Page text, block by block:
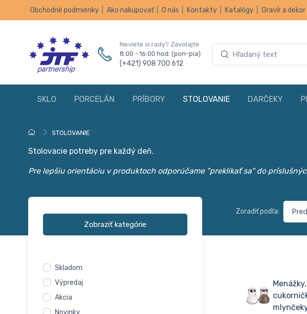
Obchodné podmienky Ako nakupovať O nás Kontakty Katalógy Gravír a dekor
Neviete si rady? Zavolajte
8.00 - 16.00 hod. (pon-pia)
(+421) 908 700 612
SKLO PORCELÁN PRÍBORY STOLOVANIE DARČEKY
STOLOVANIE
Stolovacie potreby pre každý deň.
Pre lepšiu orientáciu v produktoch odporúčame "preklikať sa" do
Zobraziť kategórie
Skladom
Výpredaj
Akcia
Novinky
Zoradiť podľa:
Menážky,